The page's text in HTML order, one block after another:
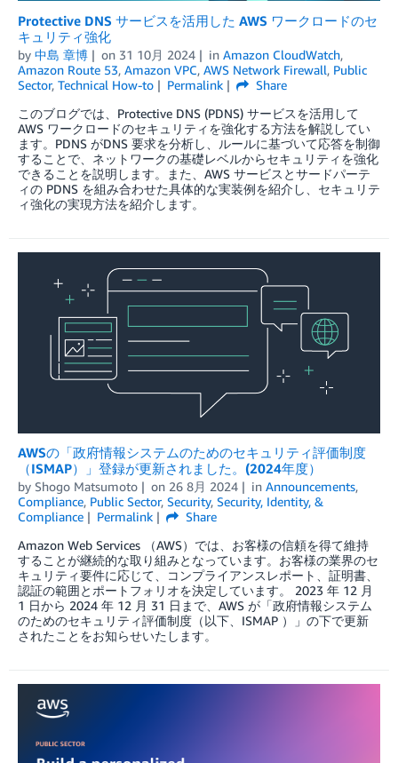
Protective DNS サービスを活用した AWS ワークロードのセ
キュリティ強化
by 中島 章博 on 31 10月 2024 in Amazon CloudWatch,
Amazon Route 53, Amazon VPC, AWS Network Firewall, Public
Sector, Technical How-to Permalink
Share
このブログでは、Protective DNS (PDNS) サービスを活用して
AWS ワークロードのセキュリティを強化する方法を解説してい
ます。PDNS がDNS 要求を分析し、ルールに基づいて応答を制御
することで、ネットワークの基礎レベルからセキュリティを強化
できることを説明します。また、AWS サービスとサードパーテ
ィの PDNS を組み合わせた具体的な実装例を紹介し、セキュリテ
ィ強化の実現方法を紹介します。
AWSの「政府情報システムのためのセキュリティ評価制度
（ISMAP）」登録が更新されました。(2024年度）
by Shogo Matsumoto on 26 8月 2024 in Announcements,
Compliance, Public Sector, Security, Security, Identity, &
Compliance
Permalink
Share
Amazon Web Services （AWS）では、お客様の信頼を得て維持
することが継続的な取り組みとなっています。お客様の業界のセ
キュリティ要件に応じて、コンプライアンスレポート、証明書、
認証の範囲とポートフォリオを決定しています。 2023 年 12 月
1 日から 2024 年 12 月 31 日まで、AWS が「政府情報システム
のためのセキュリティ評価制度（以下、ISMAP ）」の下で更新
されたことをお知らせいたします。